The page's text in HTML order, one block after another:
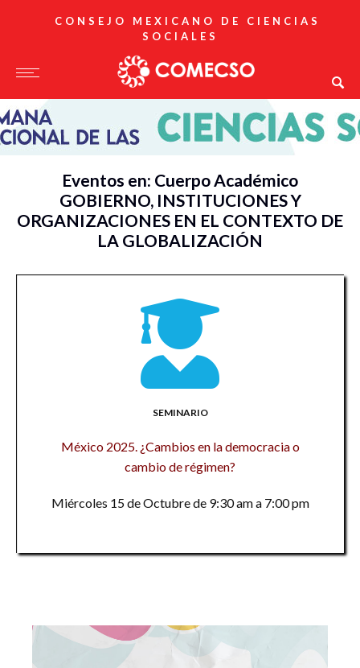
CONSEJO MEXICANO DE CIENCIAS
SOCIALES
Eventos en: Cuerpo Académico
GOBIERNO, INSTITUCIONES Y
ORGANIZACIONES EN EL CONTEXTO DE
LA GLOBALIZACIÓN
SEMINARIO
México 2025. ¿Cambios en la democracia o
cambio de régimen?
Miércoles 15 de Octubre de 9:30 am a 7:00 pm